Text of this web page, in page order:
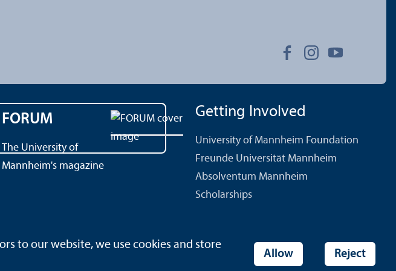
FORUM
The University of
Mannheim's magazine
Getting Involved
University of Mannheim Foundation
Freunde Universität Mannheim
Absolventum Mannheim
Scholarships
to our website, we use cookies and store
Allow Reject